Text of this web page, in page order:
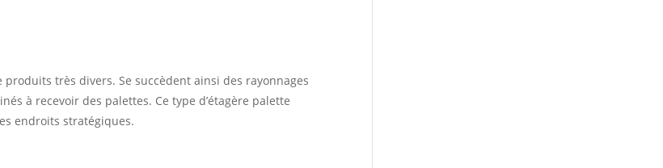
très divers. Se succèdent ainsi des rayonnages
à recevoir des palettes. Ce type d’étagère palette
endroits stratégiques.